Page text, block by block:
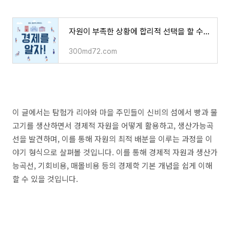
자원이 부족한 상황에 합리적 선택을 할 수 있다. 경제Q알자
300md72.com
이 글에서는 탐험가 리아와 마을 주민들이 신비의 섬에서 빵과 물
고기를 생산하면서 경제적 자원을 어떻게 활용하고, 생산가능곡
선을 발견하며, 이를 통해 자원의 최적 배분을 이루는 과정을 이
야기 형식으로 살펴볼 것입니다. 이를 통해 경제적 자원과 생산가
능곡선, 기회비용, 매몰비용 등의 경제학 기본 개념을 쉽게 이해
할 수 있을 것입니다.